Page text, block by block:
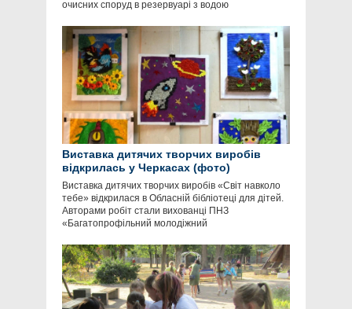
очисних споруд в резервуарі з водою
Виставка дитячих творчих виробів
відкрилась у Черкасах (фото)
Виставка дитячих творчих виробів «Світ навколо
тебе» відкрилася в Обласній бібліотеці для дітей.
Авторами робіт стали вихованці ПНЗ
«Багатопрофільний молодіжний